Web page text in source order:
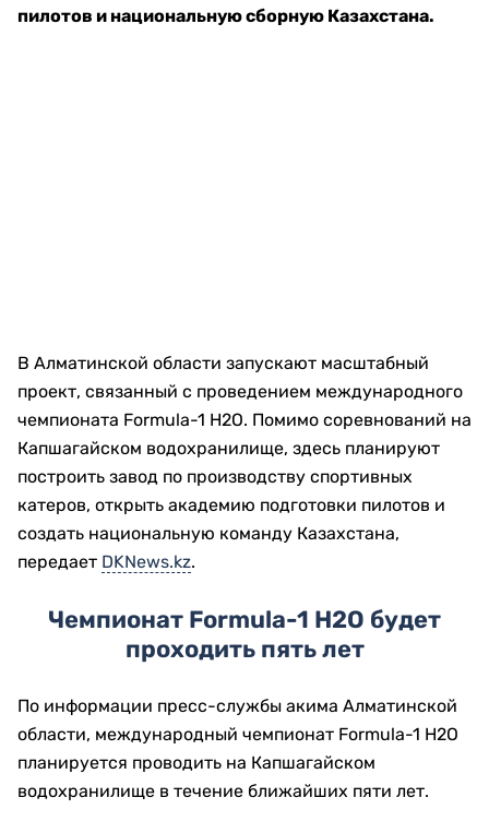
пилотов и национальную сборную Казахстана.
В Алматинской области запускают масштабный
проект, связанный с проведением международного
чемпионата Formula-1 H2O. Помимо соревнований на
Капшагайском водохранилище, здесь планируют
построить завод по производству спортивных
катеров, открыть академию подготовки пилотов и
создать национальную команду Казахстана,
передает DKNews.kz.
Чемпионат Formula-1 H2O будет
проходить пять лет
По информации пресс-службы акима Алматинской
области, международный чемпионат Formula-1 H2O
планируется проводить на Капшагайском
водохранилище в течение ближайших пяти лет.